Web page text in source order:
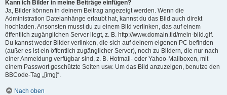
Kann ich Bilder in meine Beiträge einfügen?
Ja, Bilder können in deinem Beitrag angezeigt werden. Wenn die
Administration Dateianhänge erlaubt hat, kannst du das Bild auch direkt
hochladen. Ansonsten musst du zu einem Bild verlinken, das auf einem
öffentlich zugänglichen Server liegt, z. B. http://www.domain.tld/mein-bild.gif.
Du kannst weder Bilder verlinken, die sich auf deinem eigenen PC befinden
(außer es ist ein öffentlich zugänglicher Server), noch zu Bildern, die nur nach
einer Anmeldung verfügbar sind, z. B. Hotmail- oder Yahoo-Mailboxen, mit
einem Passwort geschützte Seiten usw. Um das Bild anzuzeigen, benutze den
BBCode-Tag „[img]“.
Nach oben